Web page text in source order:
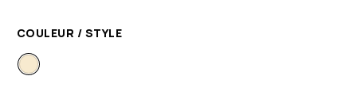
COULEUR / STYLE